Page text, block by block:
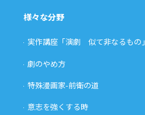
様々な分野
実作講座「演劇 似て非なるもの」
劇のやめ方
特殊漫画家-前衛の道
意志を強くする時